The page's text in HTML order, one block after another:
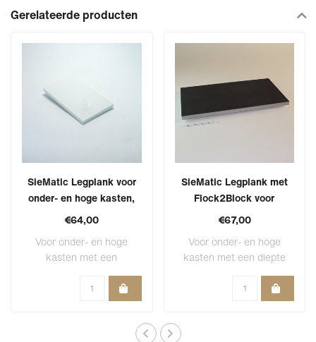
Gerelateerde producten
SieMatic Legplank voor
onder- en hoge kasten,
voorzijde wit
€64,00
Voor onder- en hoge
kasten met een
corpusdiepte van 56 of
SieMatic Legplank met
Flock2Block voor
onderkasten en hoge
serviceskasten.
€67,00
Voor onder- en hoge
kasten met een diepte
van 56 of 61 cm m..